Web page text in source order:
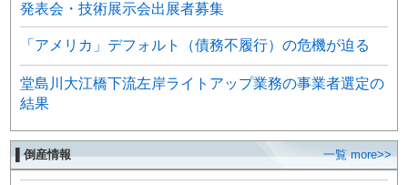
発表会・技術展示会出展者募集
「アメリカ」デフォルト（債務不履行）の危機が迫る
堂島川大江橋下流左岸ライトアップ業務の事業者選定の
結果
▌倒産情報 一覧 more>>